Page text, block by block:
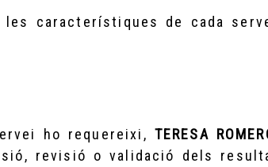
característiques de cada
ho requereixi, TERESA
revisió o validació dels